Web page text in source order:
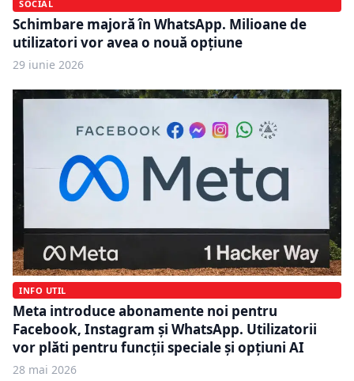
SOCIAL
Schimbare majoră în WhatsApp. Milioane de
utilizatori vor avea o nouă opțiune
29 iunie 2026
INFO UTIL
Meta introduce abonamente noi pentru
Facebook, Instagram și WhatsApp. Utilizatorii
vor plăti pentru funcții speciale și opțiuni AI
28 mai 2026